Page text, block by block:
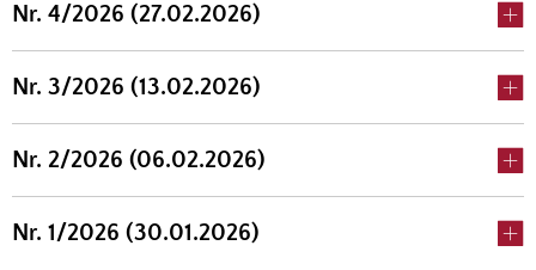
Nr. 4/2026 (27.02.2026)
Nr. 3/2026 (13.02.2026)
Nr. 2/2026 (06.02.2026)
Nr. 1/2026 (30.01.2026)